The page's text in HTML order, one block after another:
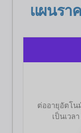
แผนรา
ต่ออายุอัตโน
เป็นเวล